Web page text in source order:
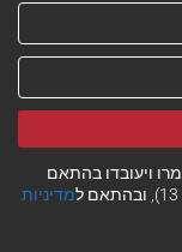
ויעובדו בהתאם
מדיניות